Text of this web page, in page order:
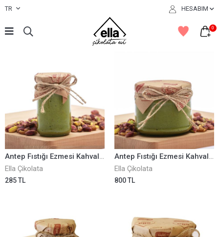
TR HESABIM
0
Antep Fıstığı Ezmesi Kahvaltılık 100 Gr ELLA0001042
Ella Çikolata
285 TL
Antep Fıstığı Ezmesi Kahvaltılık 300 Gr ELLA0001043
Ella Çikolata
800 TL